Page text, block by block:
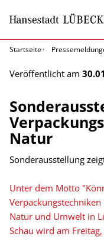
Startseite
Veröffentlicht am
Natur
Sonderausstellung
Unter dem Motto
Natur und Umwelt in
Schau wird am